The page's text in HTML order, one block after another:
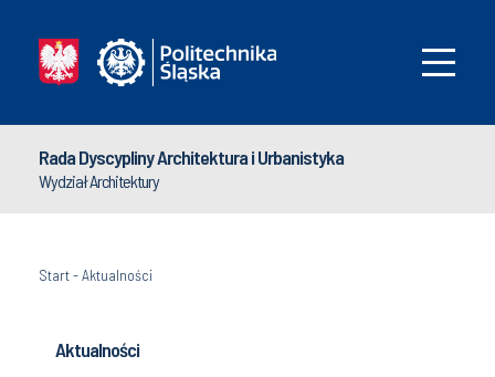
Rada Dyscypliny Architektura i Urbanistyka
Wydział Architektury
Start-Aktualności
Aktualności